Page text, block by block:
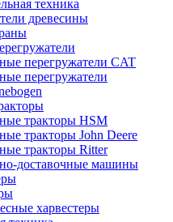
техника
древесины
перегружатели CAT
перегружатели
тракторы HSM
тракторы John Deere
тракторы Ritter
доставочные машины
харвестеры